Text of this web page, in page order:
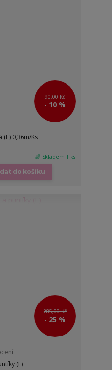
90,00 Kč
- 10 %
0,36m/Ks
🌈 Skladem 1 ks
do košíku
285,00 Kč
- 25 %
(E)